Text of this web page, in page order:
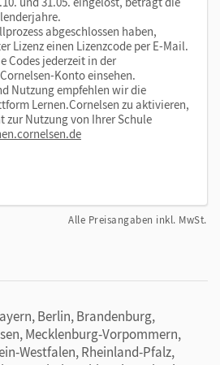
Ihrer Lernplattform
auf Ihrer Lernplattform oder in
System (LMS) nutzen? Kein
sich die digitalen Ausgaben
Melden Sie sich bitte bei
für die Erwachsenenbildung
berater
abgeschlossen haben,
Lizenz einen Lizenzcode per E-Mail.
Codes jederzeit in der
Konto einsehen.
Nutzung empfehlen wir die
Lernen.Cornelsen zu aktivieren,
zur Nutzung von Ihrer Schule
Alle Preisangaben inkl. MwSt.
Berlin, Brandenburg,
Mecklenburg-Vorpommern,
Westfalen, Rheinland-Pfalz,